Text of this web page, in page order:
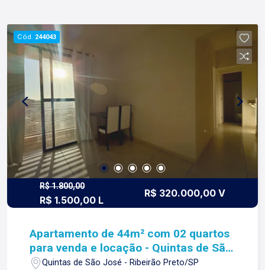
Cód. 244043
R$ 1.800,00
R$ 1.500,00 L
R$ 320.000,00 V
Apartamento de 44m² com 02 quartos
para venda e locação - Quintas de São
JoséQuintas de São José - Ribeirão Preto/SP